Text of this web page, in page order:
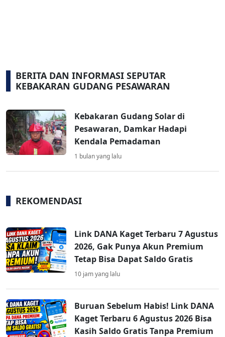
BERITA DAN INFORMASI SEPUTAR
KEBAKARAN GUDANG PESAWARAN
Kebakaran Gudang Solar di
Pesawaran, Damkar Hadapi
Kendala Pemadaman
1 bulan yang lalu
REKOMENDASI
Link DANA Kaget Terbaru 7 Agustus
2026, Gak Punya Akun Premium
Tetap Bisa Dapat Saldo Gratis
10 jam yang lalu
Buruan Sebelum Habis! Link DANA
Kaget Terbaru 6 Agustus 2026 Bisa
Kasih Saldo Gratis Tanpa Premium